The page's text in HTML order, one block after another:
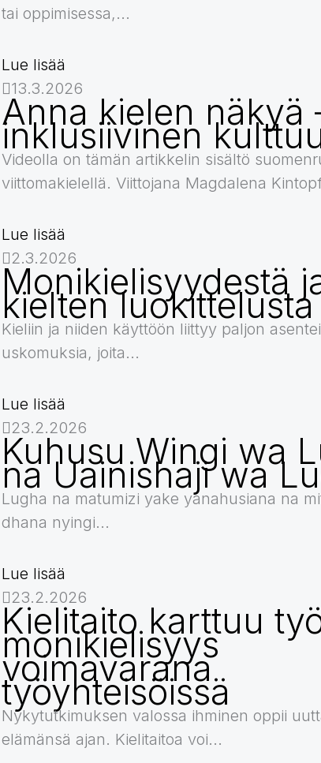
tai oppimisessa,...
Lue lisää
13.3.2026
Anna kielen näkyä
inklusiivinen
Videolla on tämän artikkelin sisältö
viittomakielellä. Viittojana Magdalena
Lue lisää
2.3.2026
Monikielisyydestä
kielten luokittelusta
Kieliin ja niiden käyttöön liittyy paljon
uskomuksia, joita...
Lue lisää
23.2.2026
Kuhusu Wingi wa
na Uainishaji wa
Lugha na matumizi yake yanahusiana na
dhana nyingi...
Lue lisää
23.2.2026
Kielitaito karttuu
monikielisyys
voimavarana
työyhteisöissä
Nykytutkimuksen valossa ihminen oppii
elämänsä ajan. Kielitaitoa voi...